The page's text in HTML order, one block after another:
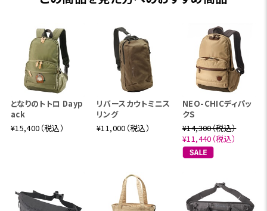
となりのトトロ Dayp
ack
¥15,400（税込）
リバースカウトミニス
リング
¥11,000（税込）
NEO-CHICディパッ
クS
¥14,300（税込）
¥11,440（税込）